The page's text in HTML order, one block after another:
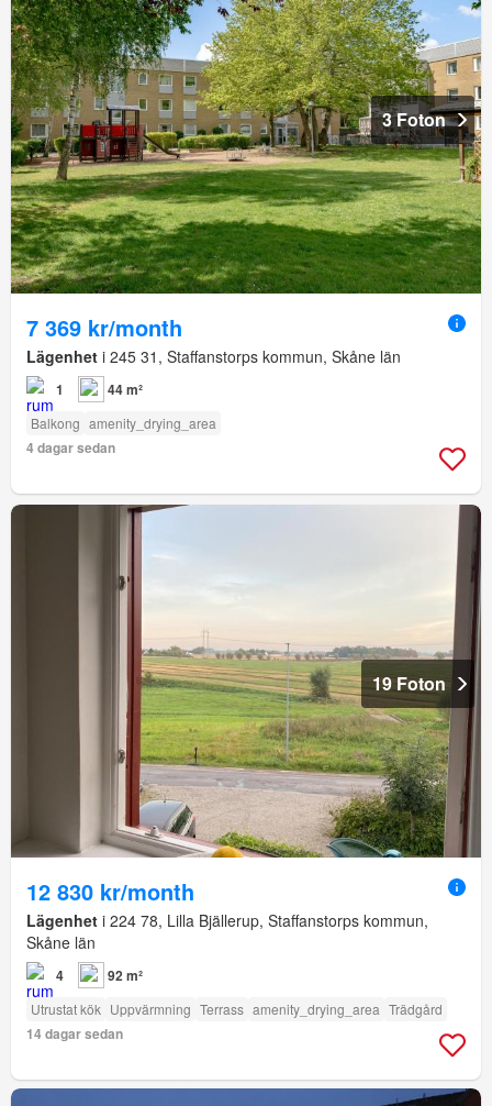
3 Foton
7 369 kr/month
Lägenhet i 245 31, Staffanstorps kommun, Skåne län
1 44 m²
Balkong amenity_drying_area
4 dagar sedan
19 Foton
12 830 kr/month
Lägenhet i 224 78, Lilla Bjällerup, Staffanstorps kommun,
Skåne län
4 92 m²
Utrustat kök Uppvärmning Terrass amenity_drying_area Trädgård
14 dagar sedan